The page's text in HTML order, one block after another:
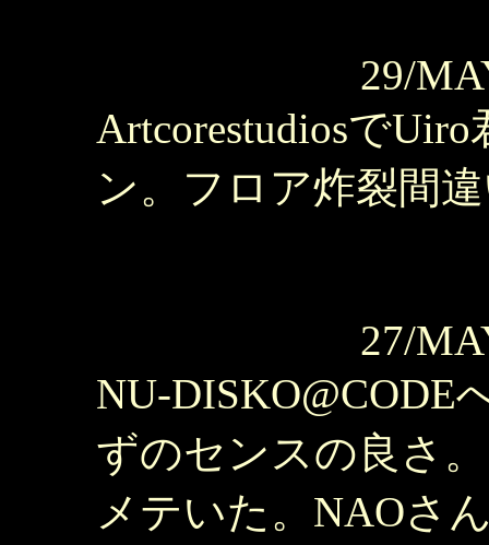
29/
Artcorestudiosで
ン。フロア炸裂間
27/
NU-DISKO@CODE
ずのセンスの良さ
メテいた。NAOさ